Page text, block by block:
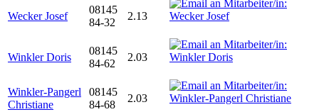
Wecker Josef
08145
84-32
2.13
Winkler Doris
08145
84-62
2.03
Winkler-Pangerl
Christiane
08145
84-68
2.03